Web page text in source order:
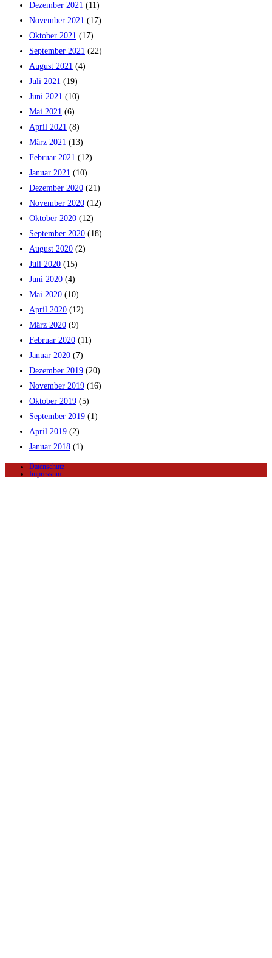
Dezember 2021 (11)
November 2021 (17)
Oktober 2021 (17)
September 2021 (22)
August 2021 (4)
Juli 2021 (19)
Juni 2021 (10)
Mai 2021 (6)
April 2021 (8)
März 2021 (13)
Februar 2021 (12)
Januar 2021 (10)
Dezember 2020 (21)
November 2020 (12)
Oktober 2020 (12)
September 2020 (18)
August 2020 (2)
Juli 2020 (15)
Juni 2020 (4)
Mai 2020 (10)
April 2020 (12)
März 2020 (9)
Februar 2020 (11)
Januar 2020 (7)
Dezember 2019 (20)
November 2019 (16)
Oktober 2019 (5)
September 2019 (1)
April 2019 (2)
Januar 2018 (1)
Datenschutz
Impressum